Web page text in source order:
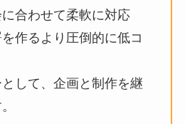
に合わせて柔軟に対応
作るより圧倒的に低コ
として、企画と制作を継